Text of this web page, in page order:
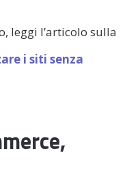
leggi l’articolo sulla
i siti senza